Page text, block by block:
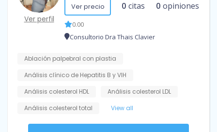
Ver perfil
Ver precio 0 citas 0 opiniones
0.00
Consultorio Dra Thais Clavier
Ablación palpebral con plastia
Análisis clínico de Hepatitis B y VIH
Análisis colesterol HDL
Análisis colesterol LDL
Análisis colesterol total
View all